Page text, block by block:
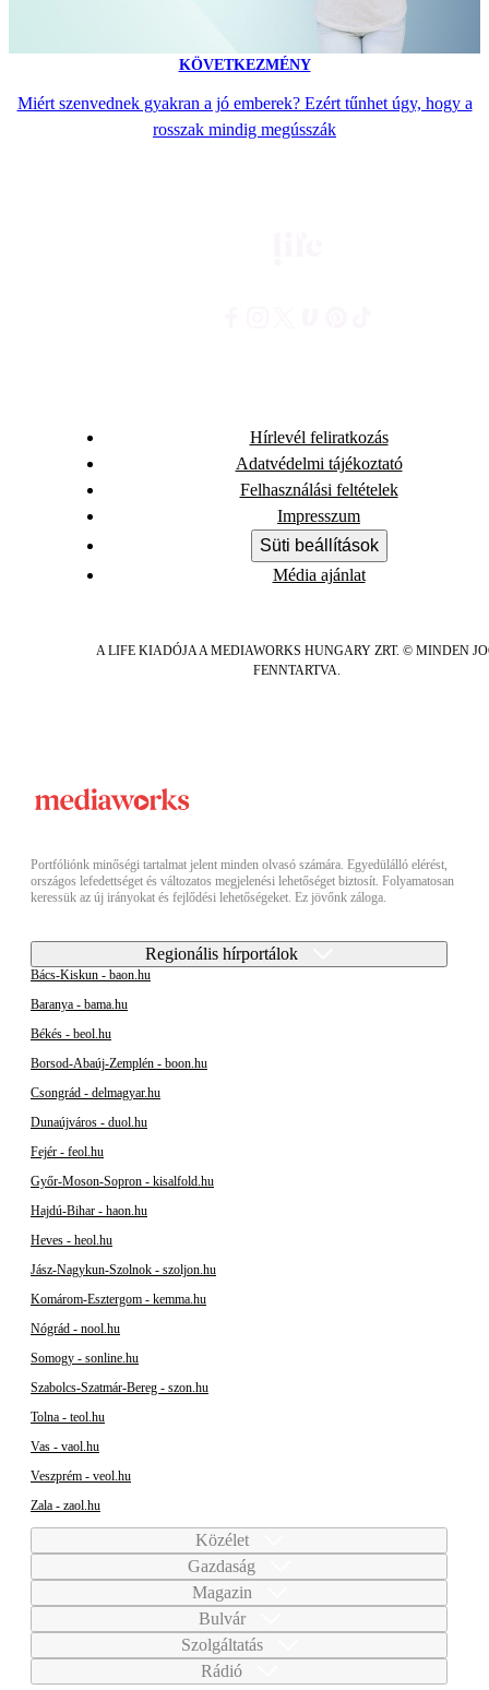
KÖVETKEZMÉNY
Miért szenvednek gyakran a jó emberek? Ezért tűnhet úgy, hogy a
rosszak mindig megússzák
Hírlevél feliratkozás
Adatvédelmi tájékoztató
Felhasználási feltételek
Impresszum
Süti beállítások
Média ajánlat
A LIFE KIADÓJA A MEDIAWORKS HUNGARY ZRT. © MINDEN
FENNTARTVA.
Portfóliónk minőségi tartalmat jelent minden olvasó számára. Egyedülálló elérést,
országos lefedettséget és változatos megjelenési lehetőséget biztosít. Folyamatosan
keressük az új irányokat és fejlődési lehetőségeket. Ez jövőnk záloga.
Regionális hírportálok
Bács-Kiskun - baon.hu
Baranya - bama.hu
Békés - beol.hu
Borsod-Abaúj-Zemplén - boon.hu
Csongrád - delmagyar.hu
Dunaújváros - duol.hu
Fejér - feol.hu
Győr-Moson-Sopron - kisalfold.hu
Hajdú-Bihar - haon.hu
Heves - heol.hu
Jász-Nagykun-Szolnok - szoljon.hu
Komárom-Esztergom - kemma.hu
Nógrád - nool.hu
Somogy - sonline.hu
Szabolcs-Szatmár-Bereg - szon.hu
Tolna - teol.hu
Vas - vaol.hu
Veszprém - veol.hu
Zala - zaol.hu
Közélet
Gazdaság
Magazin
Bulvár
Szolgáltatás
Rádió